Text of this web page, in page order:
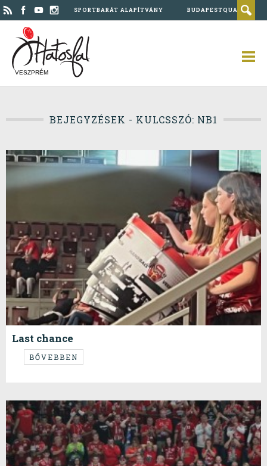
SPORTBARÁT ALAPÍTVÁNY BUDAPESTQUAD
VESZPRÉM
BEJEGYZÉSEK - KULCSSZÓ: NB1
Last chance
...egyenlő esélyekkel...
BŐVEBBEN